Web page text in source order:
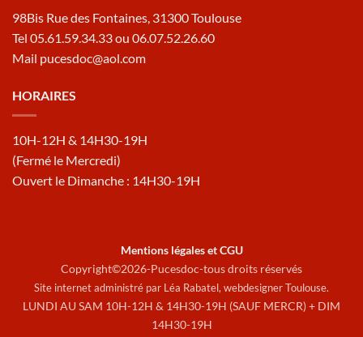
98Bis Rue des Fontaines, 31300 Toulouse
Tel 05.61.59.34.33 ou 06.07.52.26.60
Mail pucesdoc@aol.com
HORAIRES
10H-12H & 14H30-19H
(Fermé le Mercredi)
Ouvert le Dimanche : 14H30-19H
Mentions légales et CGU
Copyright©2026-Pucesdoc-tous droits réservés
Site internet administré par Léa Rabatel, webdesigner Toulouse.
LUNDI AU SAM 10H-12H & 14H30-19H (SAUF MERCR) + DIM
14H30-19H